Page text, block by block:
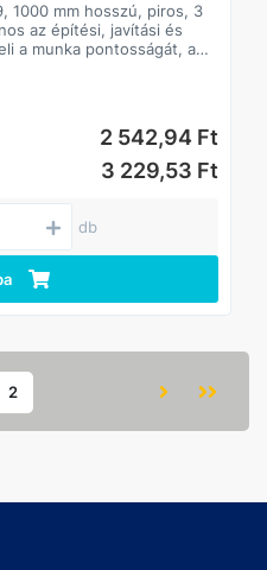
1000 mm hosszú, piros, 3
az építési, javítási és
a munka pontosságát, ami
1 mm/m (0,057 fok).
meghatározásához a
felső helyzetében kell
működik (180 fokkal
alumínium profilból
a törmelék bejutását a
lehetővé teszi, hogy
2 542,94 Ft
3 229,53 Ft
db
2